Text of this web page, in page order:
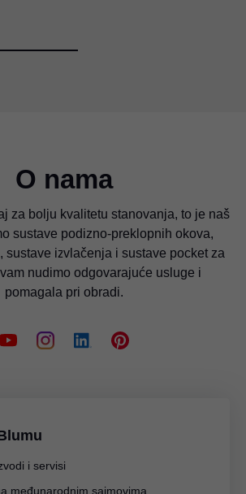
O nama
za bolju kvalitetu stanovanja, to je naš
sustave podizno-preklopnih okova,
sustave izvlačenja i sustave pocket za
nudimo odgovarajuće usluge i
pomagala pri obradi.
i servisi
međunarodnim sajmovima